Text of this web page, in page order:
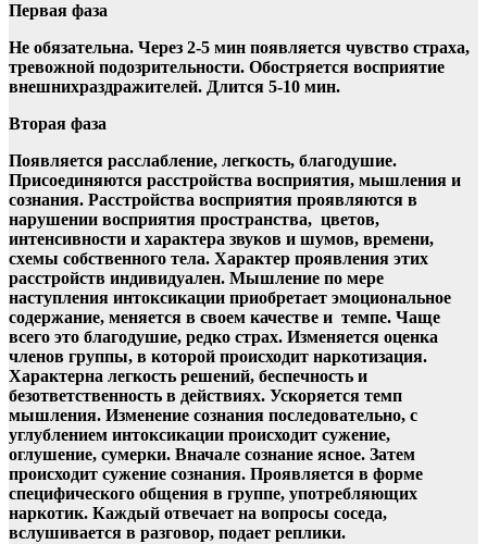
Первая фаза
Не обязательна. Через 2-5 мин появляется чувство страха,
тревожной подозрительности. Обостряется восприятие
внешнихраздражителей. Длится 5-10 мин.
Вторая фаза
Появляется расслабление, легкость, благодушие.
Присоединяются расстройства восприятия, мышления и
сознания. Расстройства восприятия проявляются в
нарушении восприятия пространства, цветов,
интенсивности и характера звуков и шумов, времени,
схемы собственного тела. Характер проявления этих
расстройств индивидуален. Мышление по мере
наступления интоксикации приобретает эмоциональное
содержание, меняется в своем качестве и темпе. Чаще
всего это благодушие, редко страх. Изменяется оценка
членов группы, в которой происходит наркотизация.
Характерна легкость решений, беспечность и
безответственность в действиях. Ускоряется темп
мышления. Изменение сознания последовательно, с
углублением интоксикации происходит сужение,
оглушение, сумерки. Вначале сознание ясное. Затем
происходит сужение сознания. Проявляется в форме
специфического общения в группе, употребляющих
наркотик. Каждый отвечает на вопросы соседа,
вслушивается в разговор, подает реплики.